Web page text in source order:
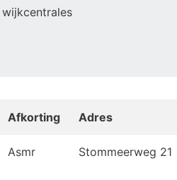
Afkorting Adres
Asmr Stommeerweg 21